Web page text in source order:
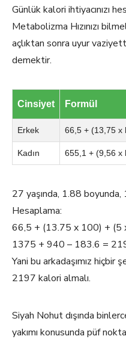
Günlük kalori ihtiyacınızı
Metabolizma Hızınızı
açlıktan sonra uyur
demektir.
Cinsiyet Formül
Erkek 66,5 + (13,75 x
Kadın 655,1 + (9,56 x
27 yaşında, 1.88
Hesaplama:
66,5 + (13.75 x 100) + (5
1375 + 940 – 183.6 =
Yani bu arkadaşımız hiçbir
2197 kalori almalı.
Siyah Nohut dışında
yakımı konusunda püf